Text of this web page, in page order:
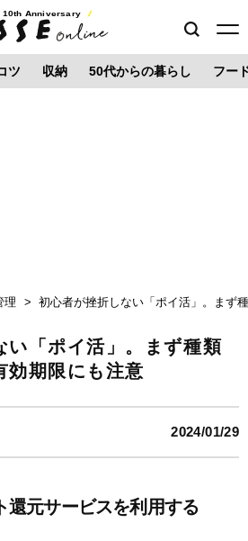
10th Anniversary
ツ 収納 50代からの暮らし フー
理 初心者が挫折しない「ポイ活」。まず
い「ポイ活」。まず種類
効期限にも注意
2024/01/29
還元サービスを利用する